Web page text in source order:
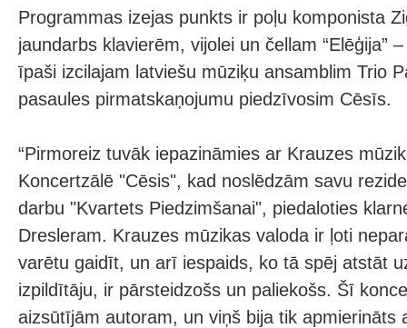
Programmas izejas punkts ir poļu komponista
jaundarbs klavierēm, vijolei un čellam “Elēģija”
īpaši izcilajam latviešu mūziķu ansamblim Trio
pasaules pirmatskaņojumu piedzīvosim Cēsīs.
“Pirmoreiz tuvāk iepazināmies ar Krauzes
Koncertzālē "Cēsis", kad noslēdzām savu
darbu "Kvartets Piedzimšanai", piedaloties
Dresleram. Krauzes mūzikas valoda ir ļoti
varētu gaidīt, un arī iespaids, ko tā spēj atstāt
izpildītāju, ir pārsteidzošs un paliekošs. Šī
aizsūtījām autoram, un viņš bija tik apmierināts